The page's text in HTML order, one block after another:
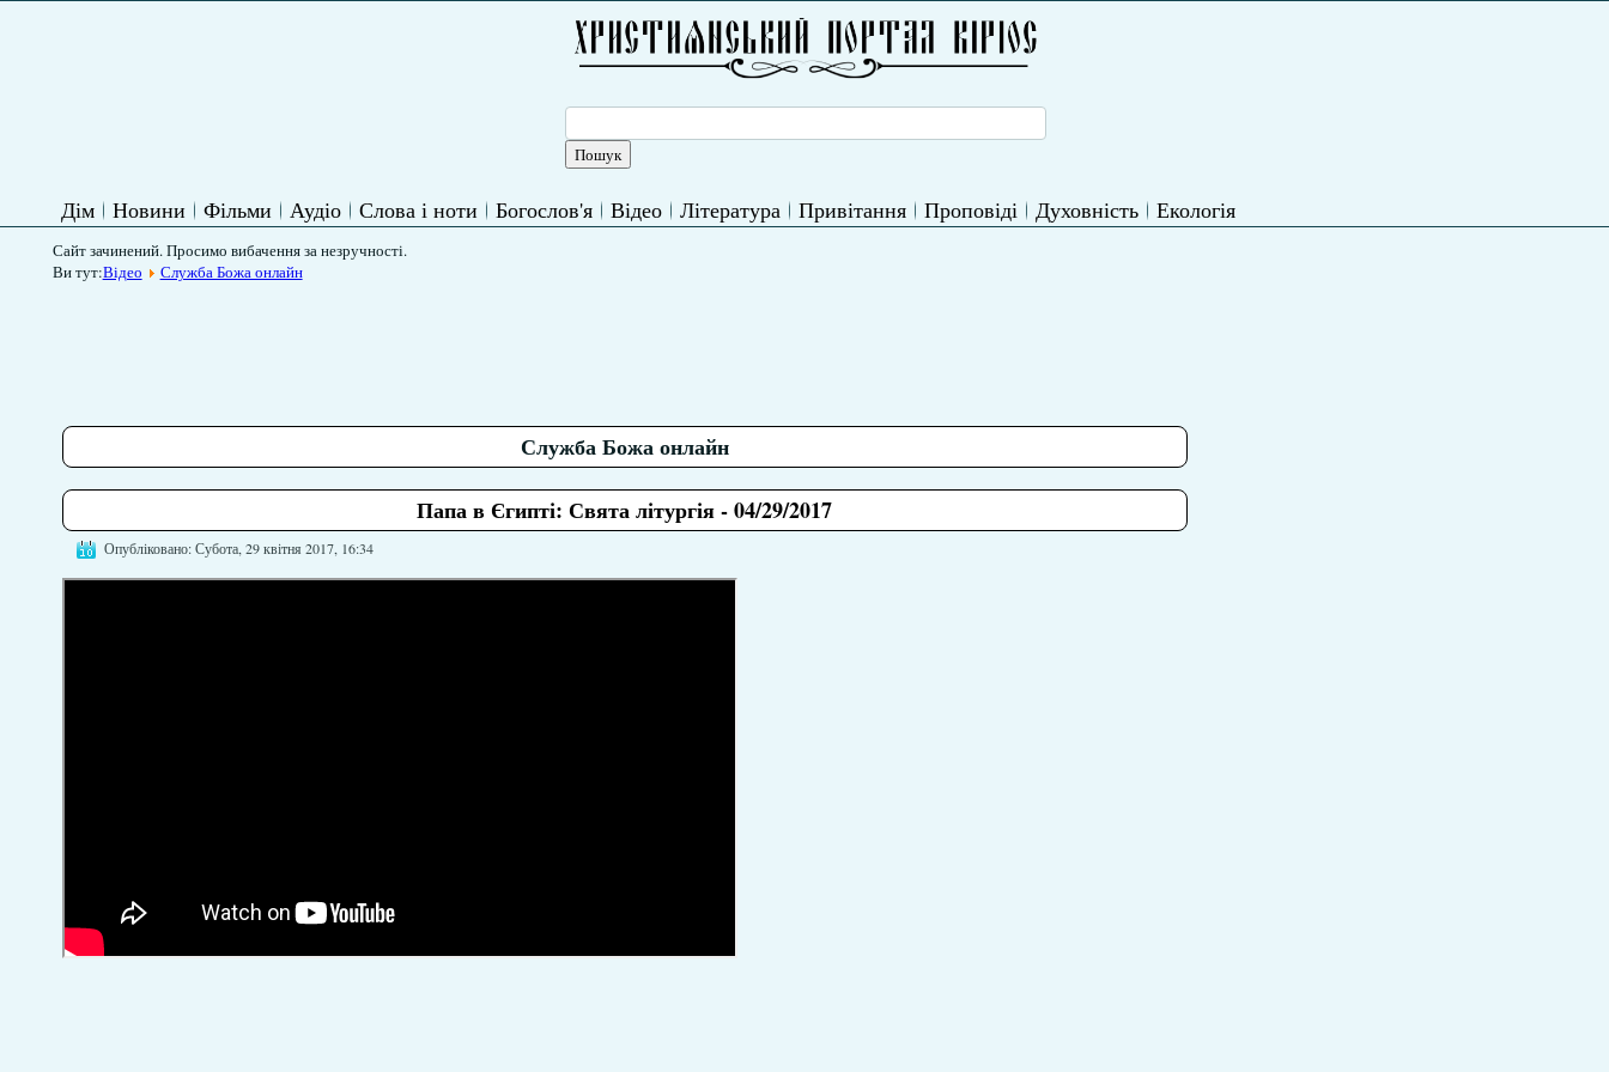
Дім Новини Фільми Аудіо Слова і ноти Богослов'я Відео Література Привітання Проповіді Духовність Екологія
Сайт зачинений. Просимо вибачення за незручності.
Ви тут:Відео Служба Божа онлайн
Служба Божа онлайн
Папа в Єгипті: Свята літургія - 04/29/2017
Опубліковано: Субота, 29 квітня 2017, 16:34